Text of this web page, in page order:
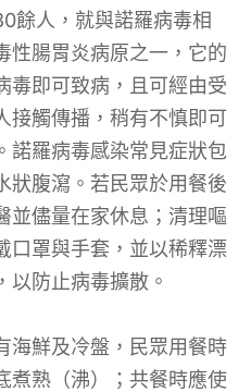
餘人，就與諾羅病毒相
性腸胃炎病原之一，它的
毒即可致病，且可經由受
接觸傳播，稍有不慎即可
諾羅病毒感染常見症狀包
狀腹瀉。若民眾於用餐後
並儘量在家休息；清理嘔
口罩與手套，並以稀釋漂
以防止病毒擴散。
海鮮及冷盤，民眾用餐時
煮熟（沸）；共餐時應使